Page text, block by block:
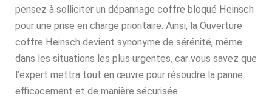
pensez à solliciter un dépannage coffre bloqué Heinsch
pour une prise en charge prioritaire. Ainsi, la Ouverture
coffre Heinsch devient synonyme de sérénité, même
dans les situations les plus urgentes, car vous savez que
l’expert mettra tout en œuvre pour résoudre la panne
efficacement et de manière sécurisée.